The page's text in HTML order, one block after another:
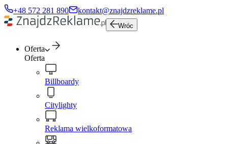
+48 572 281 890 kontakt@znajdzreklame.pl
Wróc
Oferta
Oferta
Billboardy
Citylighty
Reklama wielkoformatowa